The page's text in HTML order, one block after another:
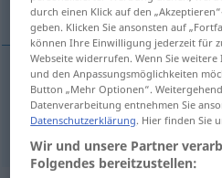
lucrun Ding
durch einen Klick auf den
geben. Klicken Sie ansonsten auf
können Ihre Einwilligung jederzeit für
Webseite widerrufen. Wenn Sie
und den Anpassungsmöglichkeiten
Button „Mehr Optionen“.
Datenverarbeitung entnehmen Sie
Datenschutzerklärung. Hier finden Sie
Wir und unsere Partner
Folgendes bereitzustellen: